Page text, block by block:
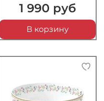
1 990 руб
В корзину